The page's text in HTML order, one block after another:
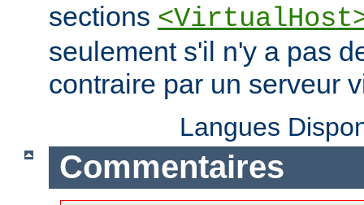
sections
seulement s'il n'y a pas
contraire par un serveur
Langues
Commentaires